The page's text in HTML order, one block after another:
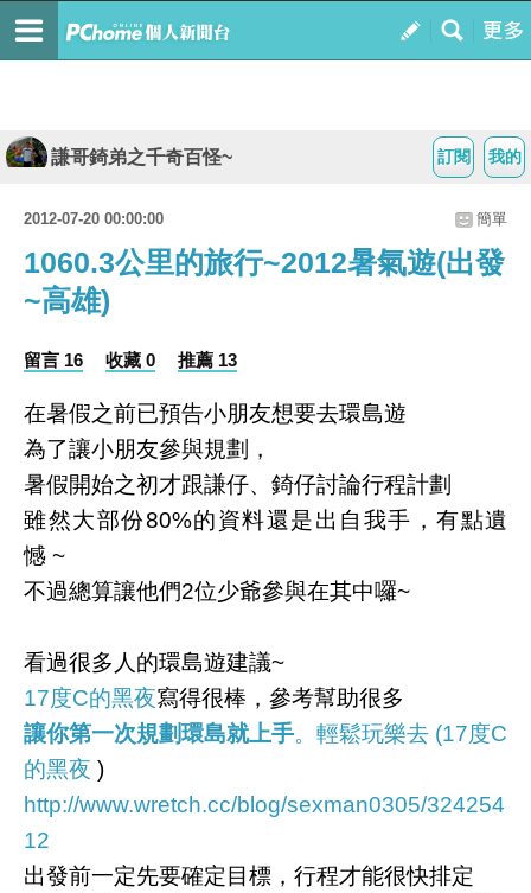
我的
訂閱
謙哥錡弟之千奇百怪~
2012-07-20 00:00:00 簡單
1060.3公里的旅行~2012暑氣遊(出發
~高雄)
留言 16 收藏 0 推薦 13
在暑假之前已預告小朋友想要去環島遊
為了讓小朋友參與規劃，
暑假開始之初才跟謙仔、錡仔討論行程計劃
雖然大部份80%的資料還是出自我手，有點遺
憾 ~
不過總算讓他們2位少爺參與在其中囉~
看過很多人的環島遊建議~
17度C的黑夜寫得很棒，參考幫助很多
讓你第一次規劃環島就上手。輕鬆玩樂去 (17度C
的黑夜 )
http://www.wretch.cc/blog/sexman0305/324254
12
出發前一定先要確定目標，行程才能很快排定